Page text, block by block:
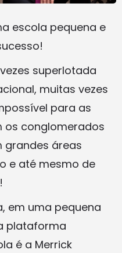
escola pequena e
superlotada
muitas vezes
para as
os conglomerados
grandes áreas
e até mesmo de
em uma pequena
plataforma
é a Merrick